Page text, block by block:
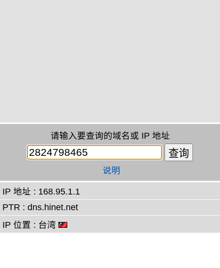
请输入要查询的域名或 IP 地址
说明
IP 地址 : 168.95.1.1
PTR : dns.hinet.net
IP 位置 : 台湾